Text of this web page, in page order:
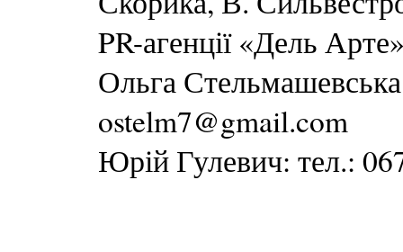
PR-агенції «Дель
Ольга
ostelm7@gmail.com
Юрій Гулевич: тел.: